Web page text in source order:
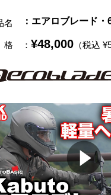
名 ：エアロブレード
： ¥48,000 （税込